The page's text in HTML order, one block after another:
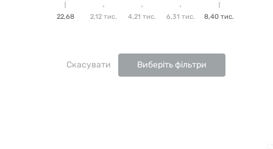
22,68 2,12 тис. 4,21 тис. 6,31 тис. 8,40 тис.
Скасувати Виберіть фільтри